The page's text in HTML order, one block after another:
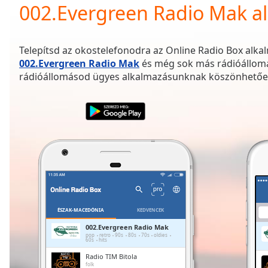
Current
Time0:00
Duration -:-
Loaded:
0.00%
Remaining
002.Evergreen Radio Mak
Telepítsd az okostelefonodra az Online Radio Box
002.Evergreen Radio Mak és még sok más
rádióállomásod ügyes alkalmazásunknak
ÉSZAK-MACEDÓNIA KEDVENCEK
002.Evergreen Radio Mak
pop retro 90s 80s 70s oldies
60s hits
Radio TIM Bitola
folk